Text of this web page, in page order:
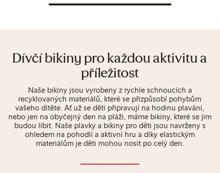
Dívčí bikiny pro každou aktivitu a
příležitost
Naše bikiny jsou vyrobeny z rychle schnoucích a
recyklovaných materiálů, které se přizpůsobí pohybům
vašeho dítěte. Ať už se děti připravují na hodinu plavání,
nebo jen na obyčejný den na pláži, máme bikiny, které se jim
budou líbit. Naše plavky a bikiny pro děti jsou navrženy s
ohledem na pohodlí a aktivní hru a díky elastickým
materiálům je děti mohou nosit po celý den.